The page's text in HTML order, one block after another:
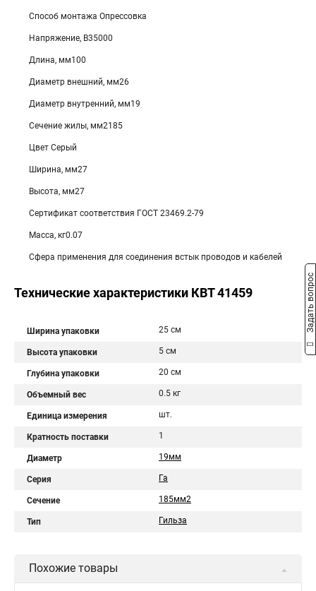
Способ монтажа Опрессовка
Напряжение, В35000
Длина, мм100
Диаметр внешний, мм26
Диаметр внутренний, мм19
Сечение жилы, мм2185
Цвет Серый
Ширина, мм27
Высота, мм27
Сертификат соответствия ГОСТ 23469.2-79
Масса, кг0.07
Сфера применения для соединения встык проводов и кабелей
Технические характеристики КВТ 41459
Ширина упаковки 25 см
Высота упаковки 5 см
Глубина упаковки 20 см
Объемный вес 0.5 кг
Единица измерения шт.
Кратность поставки 1
Диаметр 19мм
Серия Га
Сечение 185мм2
Тип Гильза
Похожие товары
Задать вопрос